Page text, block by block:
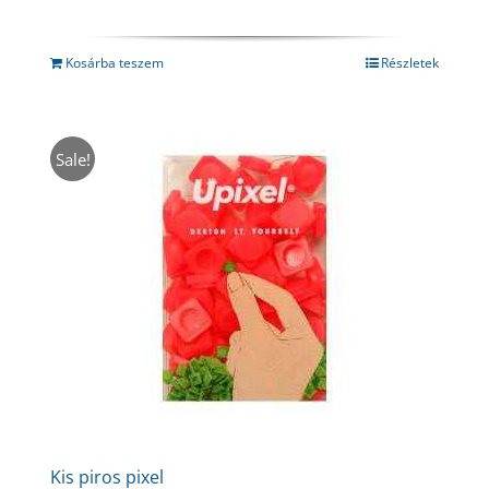
was:
350 Ft.
is:
190 Ft.
Kosárba teszem Részletek
Sale!
Kis piros pixel